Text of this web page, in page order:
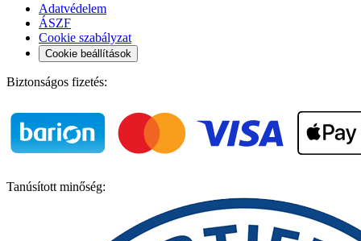
Adatvédelem
ÁSZF
Cookie szabályzat
Cookie beállítások
Biztonságos fizetés:
Tanúsított minőség: